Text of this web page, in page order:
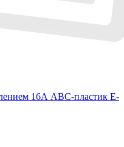
16А АВС-пластик E-